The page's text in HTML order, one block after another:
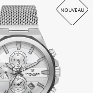
NOUVEAU